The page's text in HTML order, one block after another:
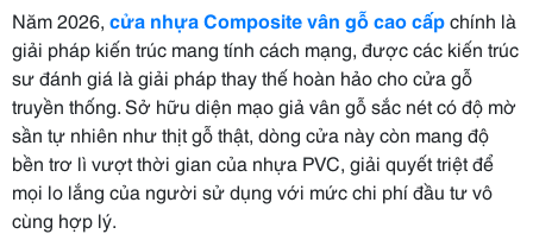
Năm 2026, cửa nhựa Composite vân gỗ cao cấpchính là
giải pháp kiến trúc mang tính cách mạng, được các kiến trúc
sư đánh giá là giải pháp thay thế hoàn hảo cho cửa gỗ
truyền thống. Sở hữu diện mạo giả vân gỗ sắc nét có độ mờ
sần tự nhiên như thịt gỗ thật, dòng cửa này còn mang độ
bền trơ lì vượt thời gian của nhựa PVC, giải quyết triệt để
mọi lo lắng của người sử dụng với mức chi phí đầu tư vô
cùng hợp lý.